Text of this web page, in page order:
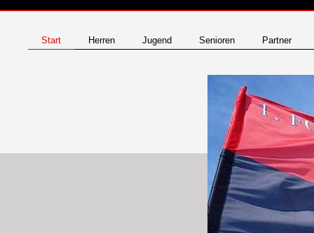
Start Herren Jugend Senioren Partner